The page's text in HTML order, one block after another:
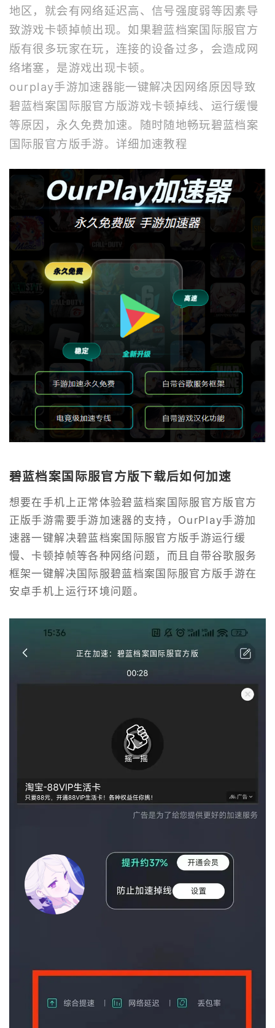
地区，就会有网络延迟高、信号强度弱等因素导
致游戏卡顿掉帧出现。如果碧蓝档案国际服官方
版有很多玩家在玩，连接的设备过多，会造成网
络堵塞，是游戏出现卡顿。
ourplay手游加速器能一键解决因网络原因导致
碧蓝档案国际服官方版游戏卡顿掉线、运行缓慢
等原因，永久免费加速。随时随地畅玩碧蓝档案
国际服官方版手游。 详细加速教程
碧蓝档案国际服官方版下载后如何加速
想要在手机上正常体验碧蓝档案国际服官方版官方
正版手游需要手游加速器的支持，OurPlay手游加
速器一键解决碧蓝档案国际服官方版手游运行缓
慢、卡顿掉帧等各种网络问题，而且自带谷歌服务
框架一键解决国际服碧蓝档案国际服官方版手游在
安卓手机上运行环境问题。
正在加速：碧蓝档案国际服官方版